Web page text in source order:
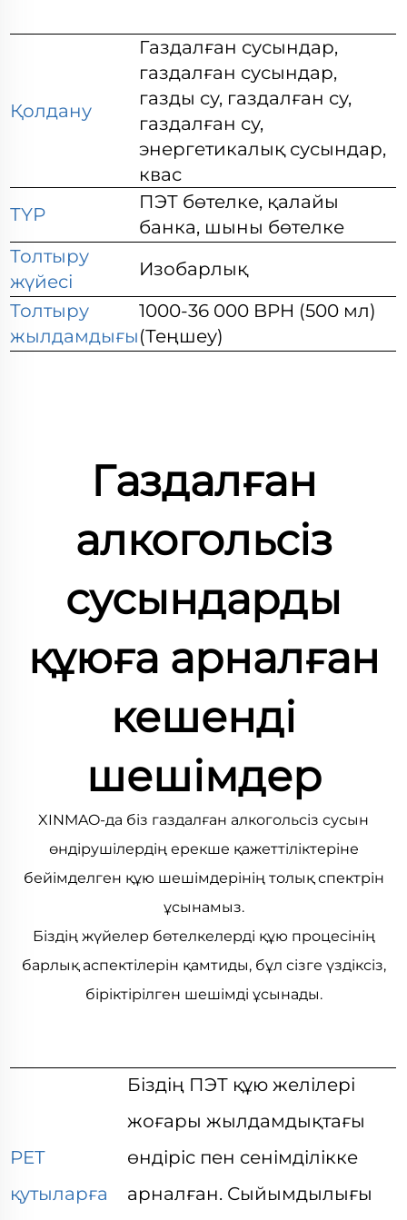
Қолдану
Газдалған сусындар,
газдалған сусындар,
газды су, газдалған су,
газдалған су,
энергетикалық сусындар,
квас
ТҮР
ПЭТ бөтелке, қалайы
банка, шыны бөтелке
Толтыру
жүйесі
Изобарлық
Толтыру
жылдамдығы
1000-36 000 BPH (500 мл)
(Теңшеу)
Газдалған
алкогольсіз
сусындарды
құюға арналған
кешенді
шешімдер
XINMAO-да біз газдалған алкогольсіз сусын
өндірушілердің ерекше қажеттіліктеріне
бейімделген құю шешімдерінің толық спектрін
ұсынамыз.
Біздің жүйелер бөтелкелерді құю процесінің
барлық аспектілерін қамтиды, бұл сізге үздіксіз,
біріктірілген шешімді ұсынады.
PET
қутыларға
Біздің ПЭТ құю желілері
жоғары жылдамдықтағы
өндіріс пен сенімділікке
арналған. Сыйымдылығы